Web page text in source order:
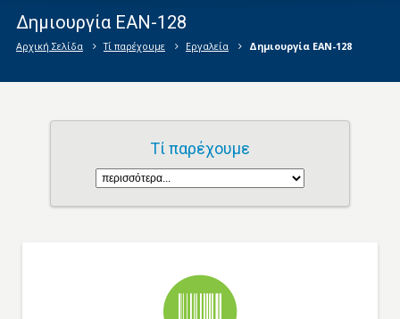
Δημιουργία EAN-128
Αρχική Σελίδα Τί παρέχουμε Εργαλεία Δημιουργία EAN-128
Τί παρέχουμε